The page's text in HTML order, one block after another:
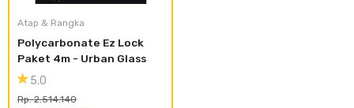
Atap & Rangka
Polycarbonate Ez Lock
Paket 4m - Urban Glass
5.0
Rp. 2.514.140